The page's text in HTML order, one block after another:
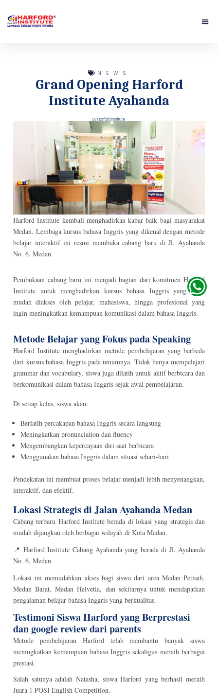
Lompat
NEWS
Grand Opening Harford
Institute Ayahanda
ByHarford Institute
Harford Institute kembali menghadirkan kabar baik bagi masyarakat
Medan. Lembaga kursus bahasa Inggris yang dikenal dengan metode
belajar interaktif ini resmi membuka cabang baru di Jl. Ayahanda
No. 6, Medan.
Pembukaan cabang baru ini menjadi bagian dari komitmen Harford
Institute untuk menghadirkan kursus bahasa Inggris yang lebih
mudah diakses oleh pelajar, mahasiswa, hingga profesional yang
ingin meningkatkan kemampuan komunikasi dalam bahasa Inggris.
Metode Belajar yang Fokus pada Speaking
Harford Institute menghadirkan metode pembelajaran yang berbeda
dari kursus bahasa Inggris pada umumnya. Tidak hanya mempelajari
grammar dan vocabulary, siswa juga dilatih untuk aktif berbicara dan
berkomunikasi dalam bahasa Inggris sejak awal pembelajaran.
Di setiap kelas, siswa akan:
Berlatih percakapan bahasa Inggris secara langsung
Meningkatkan pronunciation dan fluency
Mengembangkan kepercayaan diri saat berbicara
Menggunakan bahasa Inggris dalam situasi sehari-hari
Pendekatan ini membuat proses belajar menjadi lebih menyenangkan,
interaktif, dan efektif.
Lokasi Strategis di Jalan Ayahanda Medan
Cabang terbaru Harford Institute berada di lokasi yang strategis dan
mudah dijangkau oleh berbagai wilayah di Kota Medan.
📍 Harford Institute Cabang Ayahanda yang berada di Jl. Ayahanda
No. 6, Medan
Lokasi ini memudahkan akses bagi siswa dari area Medan Petisah,
Medan Barat, Medan Helvetia, dan sekitarnya untuk mendapatkan
pengalaman belajar bahasa Inggris yang berkualitas.
Testimoni Siswa Harford yang Berprestasi
dan google review dari parents
Metode pembelajaran Harford telah membantu banyak siswa
meningkatkan kemampuan bahasa Inggris sekaligus meraih berbagai
prestasi.
Salah satunya adalah Natasha, siswa Harford yang berhasil meraih
Juara 1 POSI English Competition.